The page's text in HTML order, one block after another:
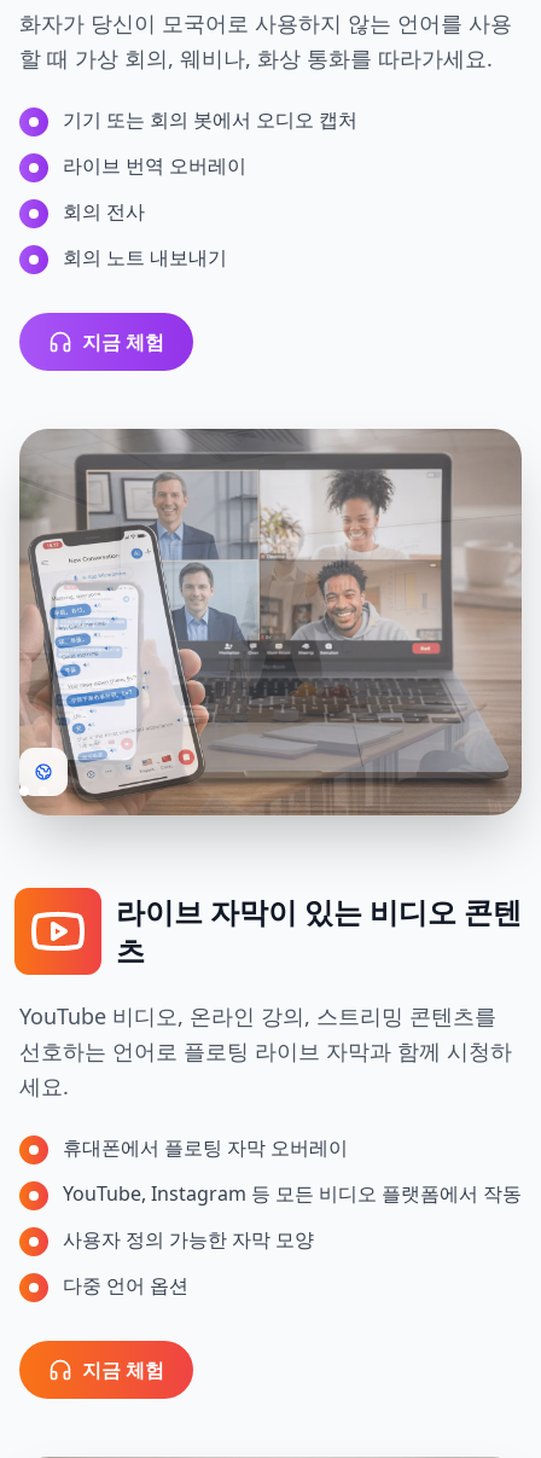
화자가 당신이 모국어로 사용하지 않는 언어를 사용
할 때 가상 회의, 웨비나, 화상 통화를 따라가세요.
기기 또는 회의 봇에서 오디오 캡처
라이브 번역 오버레이
회의 전사
회의 노트 내보내기
지금 체험
라이브 자막이 있는 비디오 콘텐
츠
YouTube 비디오, 온라인 강의, 스트리밍 콘텐츠를
선호하는 언어로 플로팅 라이브 자막과 함께 시청하
세요.
휴대폰에서 플로팅 자막 오버레이
YouTube, Instagram 등 모든 비디오 플랫폼에서 작동
사용자 정의 가능한 자막 모양
다중 언어 옵션
지금 체험